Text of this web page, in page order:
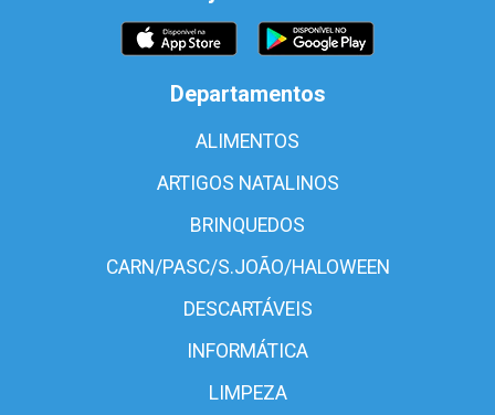
Departamentos
ALIMENTOS
ARTIGOS NATALINOS
BRINQUEDOS
CARN/PASC/S.JOÃO/HALOWEEN
DESCARTÁVEIS
INFORMÁTICA
LIMPEZA